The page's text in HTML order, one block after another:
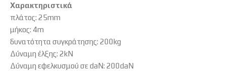
Χαρακτηριστικά
πλάτος: 25mm
μήκος: 4m
δυνατότητα συγκράτησης: 200kg
Δύναμη έλξης: 2kN
Δύναμη εφελκυσμού σε daN: 200daN